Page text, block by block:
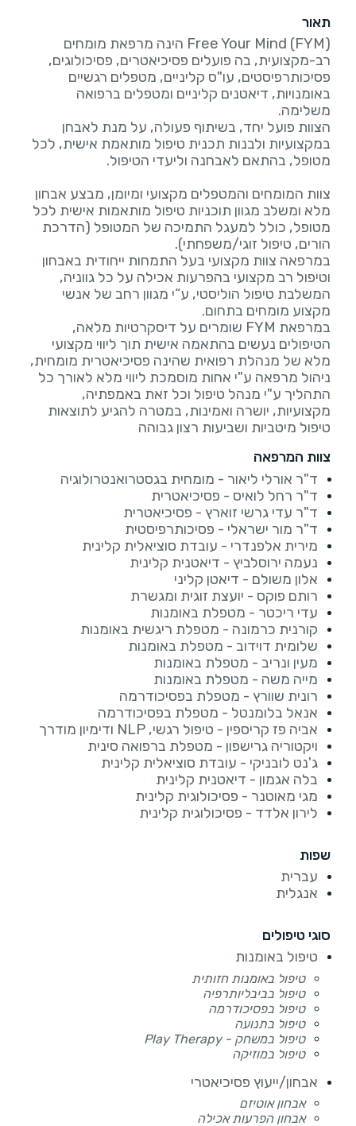
תאור
Free Your Mind (FYM) הינה מרפאת מומחים
רב-מקצועית, בה פועלים פסיכיאטרים, פסיכולוגים,
פסיכותרפיסטים, עו"ס קליניים, מטפלים רגשיים
באומנויות, דיאטנים קליניים ומטפלים ברפואה
הצוות פועל יחד, בשיתוף פעולה, על מנת לאבחן
במקצועיות ולבנות תכנית טיפול מותאמת אישית, לכל
צוות המומחים והמטפלים מקצועי ומיומן, מבצע אבחון
מלא ומשלב מגוון תוכניות טיפול מותאמות אישית לכל
מטופל, כולל למעגל התמיכה של המטופל (הדרכת
במרפאה צוות מקצועי בעל התמחות ייחודית באבחון
וטיפול רב מקצועי בהפרעות אכילה על כל גווניה,
המשלבת טיפול הוליסטי, ע“י מגוון רחב של אנשי
במרפאת FYM שומרים על דיסקרטיות מלאה,
הטיפולים נעשים בהתאמה אישית תוך ליווי מקצועי
מלא של מנהלת רפואית שהינה פסיכיאטרית מומחית,
ניהול מרפאה ע"י אחות מוסמכת ליווי מלא לאורך כל
התהליך ע"י מנהל טיפול וכל זאת באמפתיה,
מקצועיות, יושרה ואמינות, במטרה להגיע לתוצאות
טיפול מיטביות ושביעות רצון גבוהה
צוות המרפאה
ד"ר אורלי ליאור - מומחית בגסטרואנטרולוגיה
ד"ר רחל לואיס - פסיכיאטרית
ד"ר עדי גרשי זוארץ - פסיכיאטרית
ד"ר מור ישראלי - פסיכותרפיסטית
מירית אלפנדרי - עובדת סוציאלית קלינית
נעמה ירוסלביץ - דיאטנית קלינית
אלון משולם - דיאטן קליני
רותם פוקס - יועצת זוגית ומגשרת
עדי ריכטר - מטפלת באומנות
קורנית כרמונה - מטפלת ריגשית באומנות
שלומית דוידוב - מטפלת באומנות
מעין ונריב - מטפלת באומנות
מייה משה - מטפלת באומנות
רונית שוורץ - מטפלת בפסיכודרמה
אנאל בלומנטל - מטפלת בפסיכודרמה
אביה פז קריספין - טיפול רגשי, NLP ודימיון מודרך
ויקטוריה גרישפון - מטפלת ברפואה סינית
ג'נט לובניקי - עובדת סוציאלית קלינית
בלה אגמון - דיאטנית קלינית
מגי מאוטנר - פסיכולוגית קלינית
לירון אלדד - פסיכולוגית קלינית
שפות
עברית
אנגלית
סוגי טיפולים
טיפול באומנות
טיפול באומנות חזותית
טיפול בביבליותרפיה
טיפול בפסיכודרמה
טיפול בתנועה
טיפול במשחק - Play Therapy
טיפול במוזיקה
אבחון/ייעוץ פסיכיאטרי
אבחון אוטיזם
אבחון הפרעות אכילה